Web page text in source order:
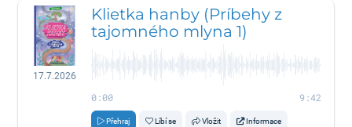
17.7.2026
Klietka hanby (Príbehy z
tajomného mlyna 1)
0:00 9:42
Přehraj Líbí se Vložit Informace